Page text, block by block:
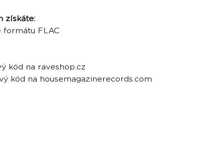
získáte:
formátu FLAC
kód na raveshop.cz
kód na housemagazinerecords.com